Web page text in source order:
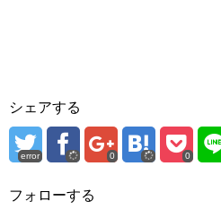
シェアする
error 0 0
フォローする